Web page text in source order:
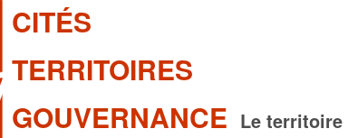
CITÉS
TERRITOIRES
GOUVERNANCE Le